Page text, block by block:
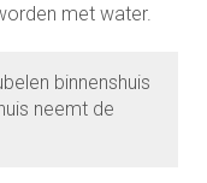
met water.
binnenshuis
neemt de